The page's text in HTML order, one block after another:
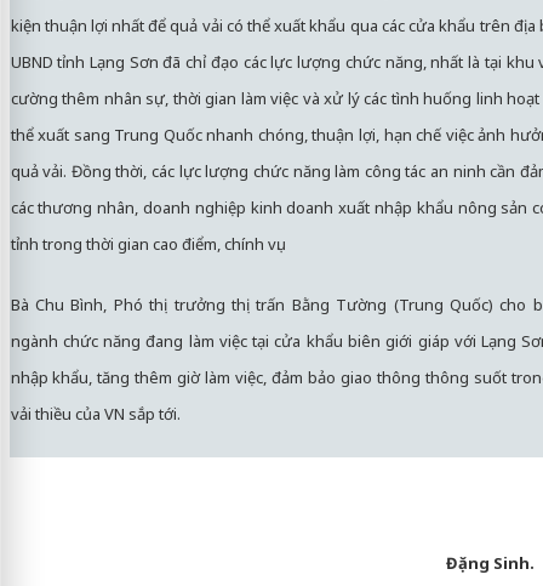
kiện thuận lợi nhất để quả vải có thể xuất khẩu qua các cửa khẩu trên địa
UBND tỉnh Lạng Sơn đã chỉ đạo các lực lượng chức năng, nhất là tại
cường thêm nhân sự, thời gian làm việc và xử lý các tình huống linh hoạt
thể xuất sang Trung Quốc nhanh chóng, thuận lợi, hạn chế việc ảnh
quả vải. Đồng thời, các lực lượng chức năng làm công tác an ninh cần
các thương nhân, doanh nghiệp kinh doanh xuất nhập khẩu nông sản
tỉnh trong thời gian cao điểm, chính vụ.
Bà Chu Bình, Phó thị trưởng thị trấn Bằng Tường (Trung Quốc) cho
ngành chức năng đang làm việc tại cửa khẩu biên giới giáp với Lạng
nhập khẩu, tăng thêm giờ làm việc, đảm bảo giao thông thông suốt
vải thiều của VN sắp tới.
Đặng Sinh.